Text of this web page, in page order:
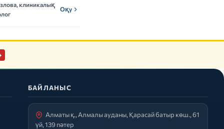
клиникалық
Оқу
БАЙЛАНЫС
Алматы қ., Алмалы ауданы, Қарасай батыр көш., 61
үй, 139 пәтер